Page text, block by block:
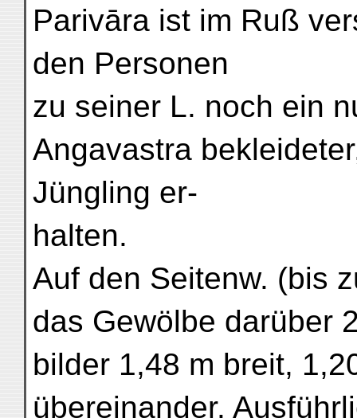
Parivāra ist im Ruß
den Personen
zu seiner L. noch ein
Angavastra
Jüngling er-
halten.
Auf den Seitenw. (bis
das Gewölbe darüber
bilder 1,48 m breit,
übereinander.